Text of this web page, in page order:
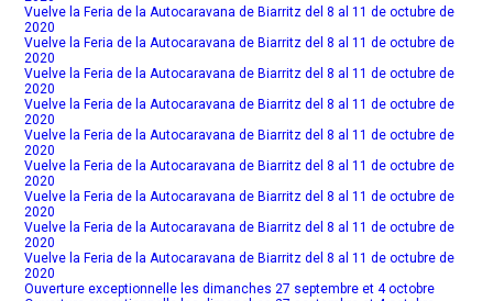
Vuelve la Feria de la Autocaravana de Biarritz del 8 al 11 de octubre de
2020
Vuelve la Feria de la Autocaravana de Biarritz del 8 al 11 de octubre de
2020
Vuelve la Feria de la Autocaravana de Biarritz del 8 al 11 de octubre de
2020
Vuelve la Feria de la Autocaravana de Biarritz del 8 al 11 de octubre de
2020
Vuelve la Feria de la Autocaravana de Biarritz del 8 al 11 de octubre de
2020
Vuelve la Feria de la Autocaravana de Biarritz del 8 al 11 de octubre de
2020
Vuelve la Feria de la Autocaravana de Biarritz del 8 al 11 de octubre de
2020
Vuelve la Feria de la Autocaravana de Biarritz del 8 al 11 de octubre de
2020
Vuelve la Feria de la Autocaravana de Biarritz del 8 al 11 de octubre de
2020
Ouverture exceptionnelle les dimanches 27 septembre et 4 octobre